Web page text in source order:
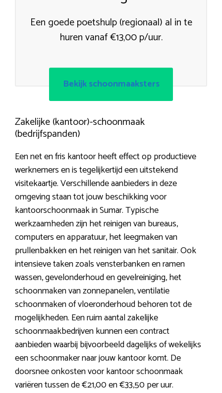
Een goede poetshulp (regionaal) al in te
huren vanaf €13,00 p/uur.
Bekijk schoonmaaksters
Zakelijke (kantoor)-schoonmaak
(bedrijfspanden)
Een net en fris kantoor heeft effect op productieve
werknemers en is tegelijkertijd een uitstekend
visitekaartje. Verschillende aanbieders in deze
omgeving staan tot jouw beschikking voor
kantoorschoonmaak in Sumar. Typische
werkzaamheden zijn het reinigen van bureaus,
computers en apparatuur, het leegmaken van
prullenbakken en het reinigen van het sanitair. Ook
intensieve taken zoals vensterbanken en ramen
wassen, gevelonderhoud en gevelreiniging, het
schoonmaken van zonnepanelen, ventilatie
schoonmaken of vloeronderhoud behoren tot de
mogelijkheden. Een ruim aantal zakelijke
schoonmaakbedrijven kunnen een contract
aanbieden waarbij bijvoorbeeld dagelijks of wekelijks
een schoonmaker naar jouw kantoor komt. De
doorsnee onkosten voor kantoor schoonmaak
variëren tussen de €21,00 en €33,50 per uur.